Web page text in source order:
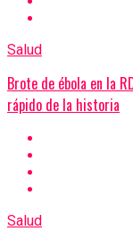
Salud
Brote de ébola en la
rápido de la historia
Salud